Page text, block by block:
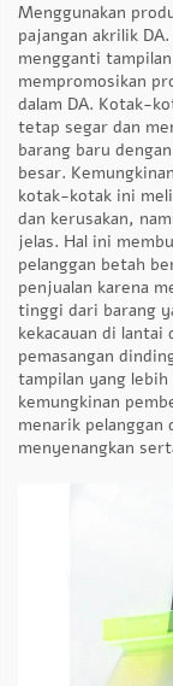
Menggunakan
pajangan akrilik
mengganti
mempromosikan
dalam DA. Kotak-
tetap segar dan
barang baru
besar.
kotak-kotak ini
dan kerusakan,
jelas. Hal ini
pelanggan betah
penjualan karena
tinggi dari barang
kekacauan di lantai
pemasangan
tampilan yang
kemungkinan
menarik pelanggan
menyenangkan